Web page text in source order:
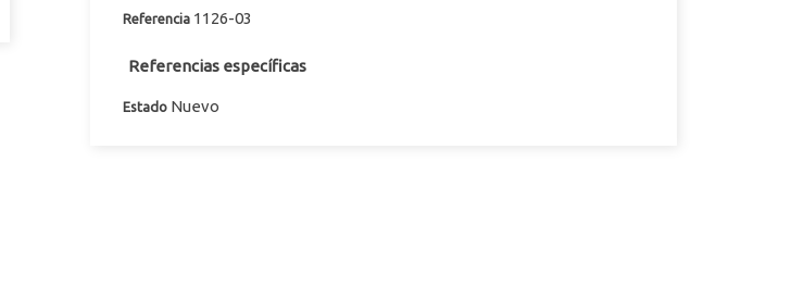
Referencia 1126-03
Referencias específicas
Estado Nuevo